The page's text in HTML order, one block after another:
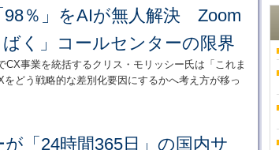
％」をAIが無人解決 Zoom
く」コールセンターの限界
事業を統括するクリス・モリッシー氏は「これま
どう戦略的な差別化要因にするかへ考え方が移っ
「24時間365日」の国内サ